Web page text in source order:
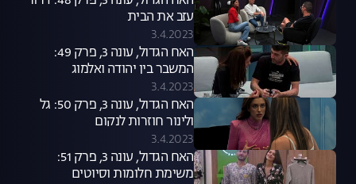
עזב את הבית
3.4.2023
האח הגדול, עונה 3, פרק 49:
המשבר בין יהודה ואלמוג
3.4.2023
האח הגדול, עונה 3, פרק 50: גל
ולינור חוזרות לנקום
3.4.2023
האח הגדול, עונה 3, פרק 51:
משימת חלומות וסיוטים